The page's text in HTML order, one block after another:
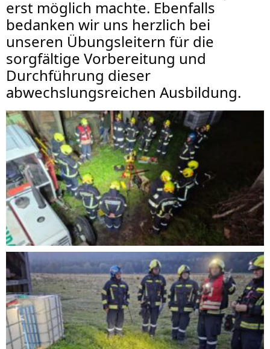
erst möglich machte. Ebenfalls
bedanken wir uns herzlich bei
unseren Übungsleitern für die
sorgfältige Vorbereitung und
Durchführung dieser
abwechslungsreichen Ausbildung.